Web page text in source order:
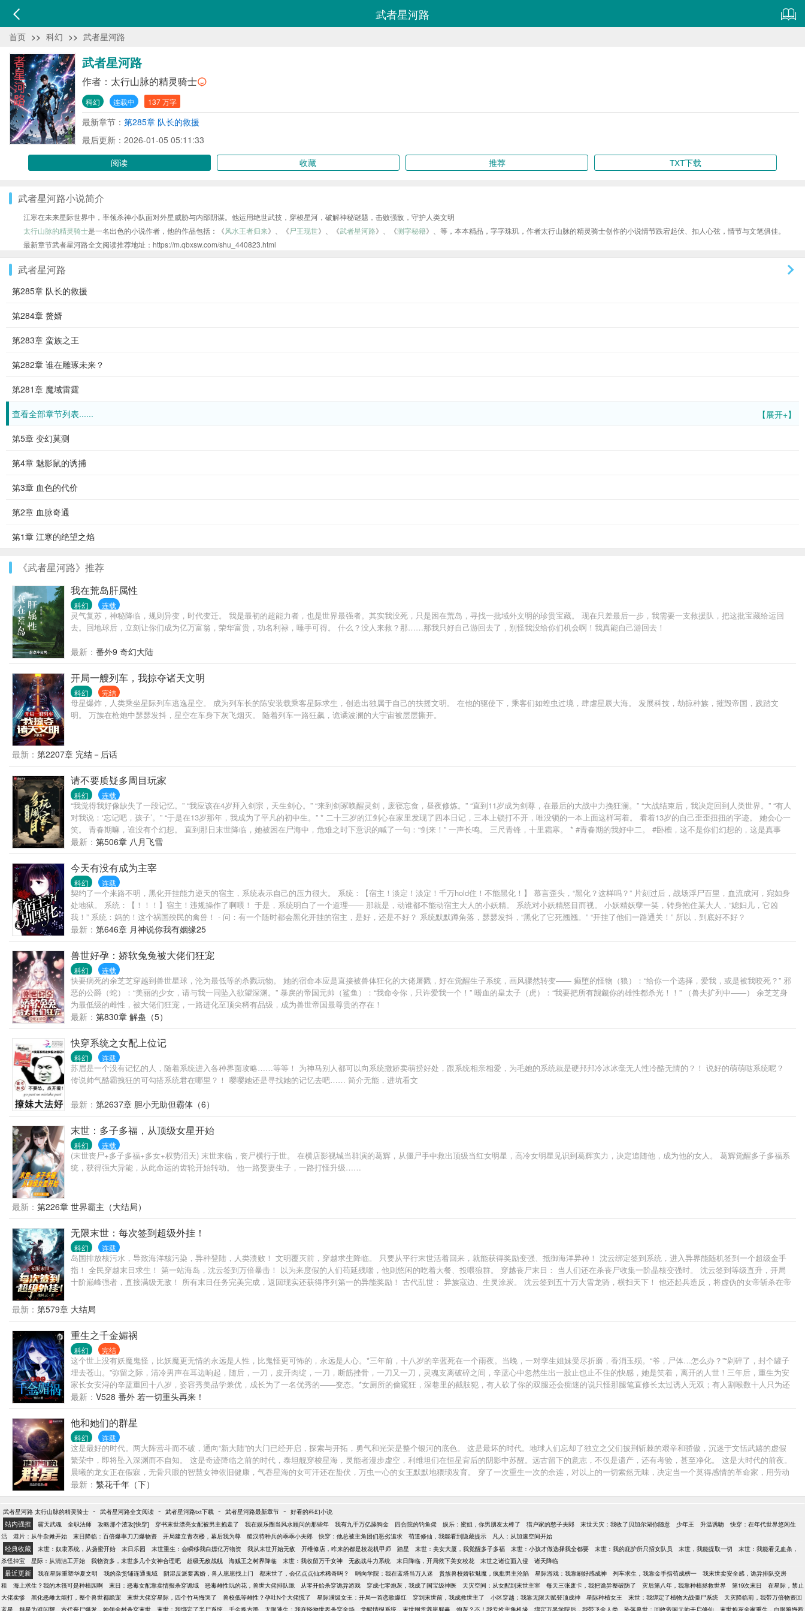
武者星河路
首页 >> 科幻 >> 武者星河路
武者星河路
作者： 太行山脉的精灵骑士
科幻 连载中 137 万字
最新章节： 第285章 队长的救援
最后更新：2026-01-05 05:11:33
阅读
收藏 推荐 TXT下载
武者星河路小说简介
江寒在未来星际世界中，率领杀神小队面对外星威胁与内部阴谋。他运用绝世武技，穿梭星河，破解神秘谜题，击败强敌，守护人类文明
太行山脉的精灵骑士是一名出色的小说作者，他的作品包括：《风水王者归来》、《尸王现世》、《武者星河路》、《测字秘籍》、等，本本精品，字字珠玑，作者太行山脉的精灵骑士创作的小说情节跌宕起伏、扣人心弦，情节与文笔俱佳。
最新章节武者星河路全文阅读推荐地址：https://m.qbxsw.com/shu_440823.html
武者星河路
第285章 队长的救援
第284章 赘婿
第283章 蛮族之王
第282章 谁在雕琢未来？
第281章 魔域雷霆
【展开+】
查看全部章节列表......
第5章 变幻莫测
第4章 魅影鼠的诱捕
第3章 血色的代价
第2章 血脉奇通
第1章 江寒的绝望之焰
《武者星河路》推荐
我在荒岛肝属性
科幻 连载
灵气复苏，神秘降临，规则异变，时代变迁。 我是最初的超能力者，也是世界最强者。其实我没死，只是困在荒岛，寻找一批域外文明的珍贵宝藏。 现在只差最后一步，我需要一支救援队，把这批宝藏给运回
去。回地球后，立刻让你们成为亿万富翁，荣华富贵，功名利禄，唾手可得。 什么？没人来救？那……那我只好自己游回去了，别怪我没给你们机会啊！我真能自己游回去！
最新： 番外9 奇幻大陆
开局一艘列车，我掠夺诸天文明
科幻 完结
母星爆炸，人类乘坐星际列车逃逸星空。 成为列车长的陈安装载乘客星际求生，创造出独属于自己的扶摇文明。 在他的驱使下，乘客们如蝗虫过境，肆虐星辰大海。 发展科技，劫掠种族，摧毁帝国，践踏文
明。 万族在枪炮中瑟瑟发抖，星空在车身下灰飞烟灭。 随着列车一路狂飙，诡谲波澜的大宇宙被层层撕开。
最新： 第2207章 完结－后话
请不要质疑多周目玩家
科幻 连载
“我觉得我好像缺失了一段记忆。” “我应该在4岁拜入剑宗，天生剑心。” “来到剑冢唤醒灵剑，废寝忘食，昼夜修炼。” “直到11岁成为剑尊，在最后的大战中力挽狂澜。” “大战结束后，我决定回到人类世界。” “有人
对我说：‘忘记吧，孩子’。” “于是在13岁那年，我成为了平凡的初中生。” * 二十三岁的江剑心在家里发现了四本日记，三本上锁打不开，唯没锁的一本上面这样写着。 看着13岁的自己歪歪扭扭的字迹。 她会心一
笑。 青春期嘛，谁没有个幻想。 直到那日末世降临，她被困在尸海中，危难之时下意识的喊了一句：“剑来！” 一声长鸣。 三尺青锋，十里霜寒。 * #青春期的我好中二。 #卧槽，这不是你们幻想的，这是真事
啊？ #不是，我为什么有四个版本的童年啊？ ———————————————————
最新： 第506章 八月飞雪
今天有没有成为主宰
科幻 连载
契约了一个来路不明，黑化开挂能力逆天的宿主，系统表示自己的压力很大。 系统：【宿主！淡定！淡定！千万hold住！不能黑化！】 慕言歪头，“黑化？这样吗？” 片刻过后，战场浮尸百里，血流成河，宛如身
处地狱。 系统：【！！！】宿主！违规操作了啊喂！ 于是，系统明白了一个道理—— 那就是，动谁都不能动宿主大人的小妖精。 系统对小妖精怒目而视。 小妖精妖孽一笑，转身抱住某大人，“媳妇儿，它凶
我！” 系统：妈的！这个祸国殃民的禽兽！ - 问：有一个随时都会黑化开挂的宿主，是好，还是不好？ 系统默默蹲角落，瑟瑟发抖，“黑化了它死翘翘。” “开挂了他们一路通关！” 所以，到底好不好？
最新： 第646章 月神说你我有姻缘25
兽世好孕：娇软兔兔被大佬们狂宠
科幻 连载
快要病死的余芝芝穿越到兽世星球，沦为最低等的杀戮玩物。 她的宿命本应是直接被兽体狂化的大佬屠戮，好在觉醒生子系统，画风骤然转变—— 癫堕的怪物（狼）：“给你一个选择，爱我，或是被我咬死？” 邪
恶的公爵（蛇）：“美丽的少女，请与我一同坠入欲望深渊。” 暴戾的帝国元帅（鲨鱼）：“我命令你，只许爱我一个！” 嗜血的皇太子（虎）：“我要把所有觊觎你的雄性都杀光！！” （兽夫扩列中——） 余芝芝身
为最低级的雌性，被大佬们狂宠，一路进化至顶尖稀有品级，成为兽世帝国最尊贵的存在！
最新： 第830章 解蛊（5）
快穿系统之女配上位记
科幻 连载
苏眉是一个没有记忆的人，随着系统进入各种界面攻略……等等！ 为神马别人都可以向系统撒娇卖萌捞好处，跟系统相亲相爱，为毛她的系统就是硬邦邦冷冰冰毫无人性冷酷无情的？！ 说好的萌萌哒系统呢？
传说帅气酷霸拽狂的可勾搭系统君在哪里？！ 嘤嘤她还是寻找她的记忆去吧…… 简介无能，进坑看文
最新： 第2637章 胆小无助但霸体（6）
末世：多子多福，从顶级女星开始
科幻 连载
(末世丧尸+多子多福+多女+权势滔天) 末世来临，丧尸横行于世。 在横店影视城当群演的葛辉，从僵尸手中救出顶级当红女明星，高冷女明星见识到葛辉实力，决定追随他，成为他的女人。 葛辉觉醒多子多福系
统，获得强大异能，从此命运的齿轮开始转动。 他一路娶妻生子，一路打怪升级……
最新： 第226章 世界霸主（大结局）
无限末世：每次签到超级外挂！
科幻 连载
岛国排放核污水，导致海洋核污染，异种登陆，人类溃败！ 文明覆灭前，穿越求生降临。 只要从平行末世活着回来，就能获得奖励变强、抵御海洋异种！ 沈云绑定签到系统，进入异界能随机签到一个超级金手
指！ 全民穿越末日求生！ 第一站海岛，沈云签到万倍暴击！ 以为来度假的人们苟延残喘，他则悠闲的吃着大餐、投喂狼群。 穿越丧尸末日： 当人们还在杀丧尸收集一阶晶核变强时。 沈云签到等级直升，开局
十阶巅峰强者，直接满级无敌！ 所有末日任务完美完成，返回现实还获得序列第一的异能奖励！ 古代乱世： 异族寇边、生灵涂炭。 沈云签到五十万大雪龙骑，横扫天下！ 他还起兵造反，将虚伪的女帝斩杀在帝
态了吧，不过我喜欢！ 至于现实中的海洋异种？ 对人类来说确实是一场灾难。 但异种们还不知道。 对它们来说更为恐怖的灾难，正在形成……
最新： 第579章 大结局
重生之千金媚祸
科幻 完结
这个世上没有妖魔鬼怪，比妖魔更无情的永远是人性，比鬼怪更可怖的，永远是人心。*三年前，十八岁的辛蓝死在一个雨夜。当晚，一对孪生姐妹受尽折磨，香消玉殒。“爷，尸体…怎么办？”“剁碎了，封个罐子
埋去苍山。”弥留之际，清冷男声在耳边响起，随后，一刀，皮开肉绽，一刀，断筋挫骨，一刀又一刀，灵魂支离破碎之间，辛蓝心中忽然生出一股止也止不住的快感，她是笑着，离开的人世！三年后，重生为安
家长女安浔的辛蓝重回十八岁，姿容秀美品学兼优，成长为了一名优秀的——变态。*女厕所的偷窥狂，深巷里的截肢犯，有人砍了你的双腿还会痴迷的说只怪那腿笔直修长太过诱人无双；有人割喉数十人只为还
原一首恐怖童谣，那是人性扭曲的阴影，唯有鲜血可以洗涤。人肉火锅香飘千里，美人剔骨妙曼玲珑，这个世界从来不缺变态，只是如今在深渊的更深处，多了一双闪动寒光的眼睛。【彪悍女主篇】安浔，白日
里的豪门大小姐，心理学系高材生，性子温婉容颜清丽，怎么看，都是一朵不甚凉风的小白花；安浔，夜幕下的罪犯狩猎人，以变态为生，以恶意为食，一袭黑衣形如鬼魅，凶狠残暴叫所有人闻风丧胆！她是临
江最有名的都市传说，专门猎杀变态杀人魔，吞下他们的欲望，汲取他们的恶念，那样惊人的满足感，这世上没有任何一种快感可以比拟！直至那一日，她吃饱喝足走上街头，遇见了一个人。“我说过不打女人，
可没说过，不杀女人。”难以忘怀的声线一瞬入耳，安浔猛然回头，那一刻心中涌动的情绪比起初恋，还要叫人心醉战栗！【有爱男主篇】他是临江最富身家的钻石单身汉，年纪轻轻便执掌整个暗夜帝国；他亦是
临江名媛无福消受的高阁珍馐，义信社当家之名在前，无人敢染。霍城面瘫，无口，不笑，也不爱说话；直至终有一日，让他遇上了那个爱笑爱闹爱折腾的姑娘。才让他第一次发觉，原来有的人扭曲，也可以扭
得那么可爱...*爱上安浔以前，霍城堪比克星，阻她复仇，阻她觅食，她杀人他救人，救不了就先杀了，弄得安浔每次见他都很饿，饿得胃很痛；爱上安浔以后，霍城化身忠犬，帮她复仇，帮她觅食，帮她找天下
最美味的变态，整天想着怎么把宝贝再养胖点晚上压着好安眠。安浔放学回家：“回来了？今天准备了两道菜，是先吃丝袜奸杀案凶手A，还是先吃雪地残肢案凶手B？或者还是…”霍城回头，清淡容颜灯火之下倾
国倾城，“先吃我？”安浔馋得抹口水，两眼亮晶晶，能不能都吃，都想吃！-男女主双处双变态，暗黑系悬疑文，含大量变态杀人案，入坑需谨慎！
最新： V528 番外 若一切重头再来！
他和她们的群星
科幻 连载
这是最好的时代。两大阵营斗而不破，通向“新大陆”的大门已经开启，探索与开拓，勇气和光荣是整个银河的底色。 这是最坏的时代。地球人们忘却了独立之父们披荆斩棘的艰辛和骄傲，沉迷于文恬武嬉的虚假
繁荣中，即将坠入深渊而不自知。 这是奇迹降临之前的时代，泰坦舰穿梭星海，灵能者漫步虚空，利维坦们在恒星背后的阴影中苏醒。远古留下的意志，不仅是遗产，还有考验，甚至净化。 这是大时代的前夜。
晨曦的龙女正在假寐，无骨只眼的智慧女神依旧健康，气吞星海的女可汗还在蛰伏，万虫一心的女王默默地猥琐发育。 穿了一次重生一次的余连，对以上的一切索然无味，决定当一个莫得感情的革命家，用劳动
者的歼星舰和巨像彻底颠覆灵能贵族们亘古以来的统治。 ********************************** 老书友群已经爆炸，新书友群“喵星人俱乐部”八八七二九一四三一。
最新： 繁花千年（下）
武者星河路 太行山脉的精灵骑士 - 武者星河路全文阅读 - 武者星河路txt下载 - 武者星河路最新章节 - 好看的科幻小说
站内强推 霸天武魂 全职法师 攻略那个渣攻[快穿] 穿书末世漂亮女配被男主抱走了 我在娱乐圈当风水顾问的那些年 我有九千万亿舔狗金 四合院的钓鱼佬 娱乐：蜜姐，你男朋友太棒了 猎户家的憨子夫郎 末世天灾：我收了贝加尔湖你随意 少年王 升温诱吻
快穿：在年代世界悠闲生
活
港片：从牛杂摊开始 末日降临：百倍爆率刀刀爆物资 开局建立青衣楼，幕后我为尊 糙汉特种兵的乖乖小夫郎 快穿：他总被主角团们恶劣追求 苟道修仙，我能看到隐藏提示 凡人：从加速空间开始
经典收藏 末世：奴隶系统，从扬蜜开始 末日乐园 末世重生：会瞬移我白嫖亿万物资 我从末世开始无敌 开维修店，咋来的都是校花机甲师 踏星 末世：美女大厦，我觉醒多子多福 末世：小孩才做选择我全都要 末世：我的庇护所只招女队员 末世，我能提取一切
末世：我能看见血条，
杀怪掉宝
星际：从清洁工开始 我物资多，末世多几个女神合理吧 超级无敌战舰 海贼王之树界降临 末世：我收留万千女神 无敌战斗力系统 末日降临，开局救下美女校花 末世之诸位面入侵 诸天降临
最近更新 我在星际重塑华夏文明 我的杂货铺连通鬼域 阴湿反派要离婚，兽人崽崽找上门 都末世了，会亿点点仙术稀奇吗？ 哨向学院：我在蓝塔当万人迷 贵族兽校娇软魅魔，疯批男主沦陷 星际游戏：我靠刷好感成神 列车求生，我靠金手指苟成榜一
我末世卖安全感，诡异排队交房
租
海上求生？我的木筏可是种植园啊 末日：恶毒女配靠卖情报杀穿诡域 恶毒雌性玩的花，兽世大佬排队跪 从零开始杀穿诡异游戏 穿成七零炮灰，我成了国宝级神医 天灾空间：从女配到末世主宰 每天三张废卡，我把诡异整破防了 灾后第八年，我靠种植拯救世界 第19次末日
在星际，禁止
大佬卖惨
黑化恶雌太能打，整个兽世都跪宠 末世大佬穿星际，四个竹马悔哭了 兽校低等雌性？孕吐N个大佬慌了 星际满级女王：开局一首恋歌爆红 穿到末世前，我成救世主了 小区穿越：我靠无限天赋登顶成神 星际种植女王 末世：我绑定了植物大战僵尸系统
天灾降临前，我带万倍物资回
蓝星
群星为谁闪耀 古代丧尸爆发，她领全村杀穿末世 末世：我绑定了半尸系统 千金换古墨 无限逃生：我在怪物世界杀穿全场 觉醒情报系统，末世囤货养崽躺赢 炮灰？不！我专抢主角机缘 绑定万界学院后，我带飞全人类 坠落兽世：回收帝国元帅开启修仙 末世炮灰全家重生，白眼狼悔断